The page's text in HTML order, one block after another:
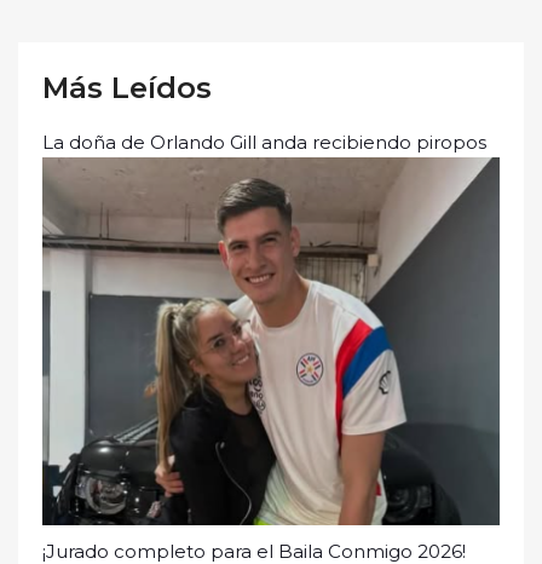
Más Leídos
La doña de Orlando Gill anda recibiendo piropos
¡Jurado completo para el Baila Conmigo 2026!